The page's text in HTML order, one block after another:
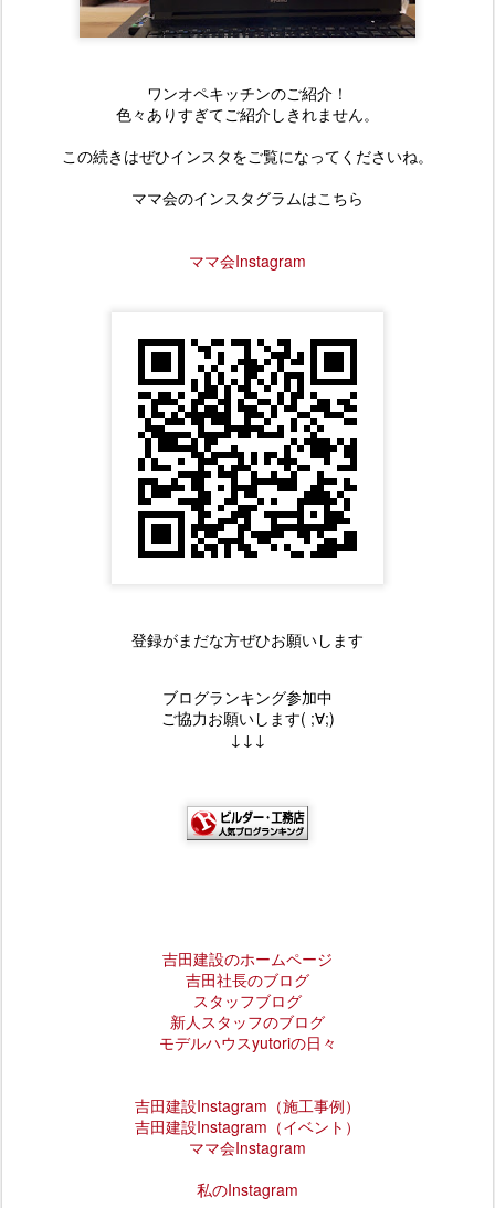
ワンオペキッチンのご紹介！
色々ありすぎてご紹介しきれません。
この続きはぜひインスタをご覧になってくださいね。
ママ会のインスタグラムはこちら
ママ会Instagram
登録がまだな方ぜひお願いします
ブログランキング参加中
ご協力お願いします( ;∀;)
↓↓↓
吉田建設のホームページ
吉田社長のブログ
スタッフブログ
新人スタッフのブログ
モデルハウスyutoriの日々
吉田建設Instagram （施工事例）
吉田建設Instagram（イベント）
ママ会Instagram
私のInstagram